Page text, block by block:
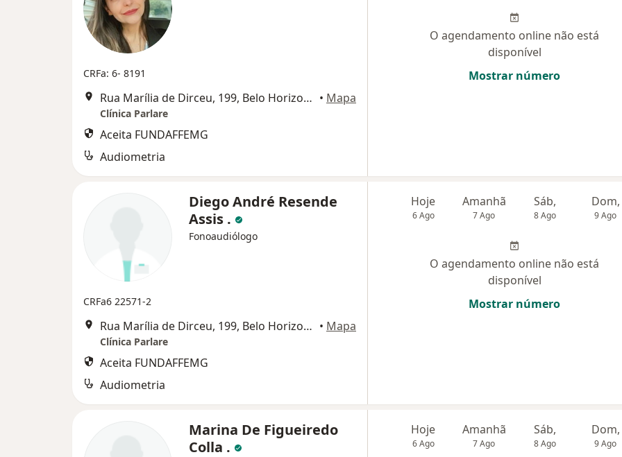
CRFa: 6- 8191
Rua Marília de Dirceu, 199, Belo Horizonte • Mapa
Clínica Parlare
Aceita FUNDAFFEMG
Audiometria
O agendamento online não está
disponível
Mostrar número
Diego André Resende
Assis .
Fonoaudiólogo
CRFa6 22571-2
Rua Marília de Dirceu, 199, Belo Horizonte • Mapa
Clínica Parlare
Aceita FUNDAFFEMG
Audiometria
Hoje
6 Ago
Amanhã
7 Ago
Sáb,
8 Ago
Dom,
9 Ago
O agendamento online não está
disponível
Mostrar número
Marina De Figueiredo
Colla .
Hoje
6 Ago
Amanhã
7 Ago
Sáb,
8 Ago
Dom,
9 Ago